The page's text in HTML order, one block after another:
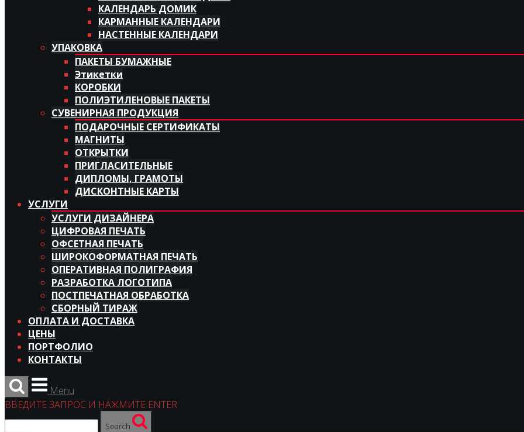
КАЛЕНДАРЬ ДОМИК
КАРМАННЫЕ КАЛЕНДАРИ
НАСТЕННЫЕ КАЛЕНДАРИ
УПАКОВКА
ПАКЕТЫ БУМАЖНЫЕ
Этикетки
КОРОБКИ
ПОЛИЭТИЛЕНОВЫЕ ПАКЕТЫ
СУВЕНИРНАЯ ПРОДУКЦИЯ
ПОДАРОЧНЫЕ СЕРТИФИКАТЫ
МАГНИТЫ
ОТКРЫТКИ
ПРИГЛАСИТЕЛЬНЫЕ
ДИПЛОМЫ, ГРАМОТЫ
ДИСКОНТНЫЕ КАРТЫ
УСЛУГИ
УСЛУГИ ДИЗАЙНЕРА
ЦИФРОВАЯ ПЕЧАТЬ
ОФСЕТНАЯ ПЕЧАТЬ
ШИРОКОФОРМАТНАЯ ПЕЧАТЬ
ОПЕРАТИВНАЯ ПОЛИГРАФИЯ
РАЗРАБОТКА ЛОГОТИПА
ПОСТПЕЧАТНАЯ ОБРАБОТКА
СБОРНЫЙ ТИРАЖ
ОПЛАТА И ДОСТАВКА
ЦЕНЫ
ПОРТФОЛИО
КОНТАКТЫ
Menu
ВВЕДИТЕ ЗАПРОС И НАЖМИТЕ ENTER
Search